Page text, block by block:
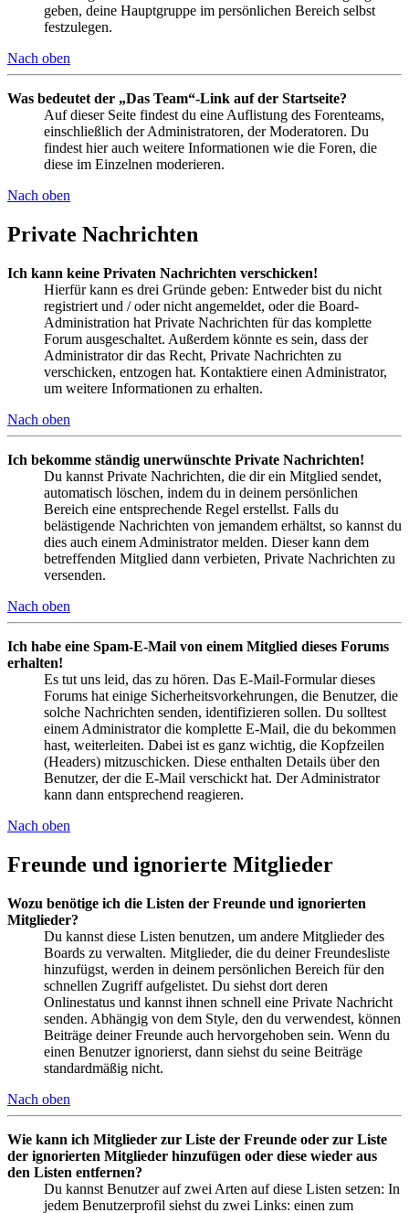
geben, deine Hauptgruppe im persönlichen Bereich selbst
festzulegen.
Nach oben
Was bedeutet der „Das Team“-Link auf der Startseite?
Auf dieser Seite findest du eine Auflistung des Forenteams,
einschließlich der Administratoren, der Moderatoren. Du
findest hier auch weitere Informationen wie die Foren, die
diese im Einzelnen moderieren.
Nach oben
Private Nachrichten
Ich kann keine Privaten Nachrichten verschicken!
Hierfür kann es drei Gründe geben: Entweder bist du nicht
registriert und / oder nicht angemeldet, oder die Board-
Administration hat Private Nachrichten für das komplette
Forum ausgeschaltet. Außerdem könnte es sein, dass der
Administrator dir das Recht, Private Nachrichten zu
verschicken, entzogen hat. Kontaktiere einen Administrator,
um weitere Informationen zu erhalten.
Nach oben
Ich bekomme ständig unerwünschte Private Nachrichten!
Du kannst Private Nachrichten, die dir ein Mitglied sendet,
automatisch löschen, indem du in deinem persönlichen
Bereich eine entsprechende Regel erstellst. Falls du
belästigende Nachrichten von jemandem erhältst, so kannst du
dies auch einem Administrator melden. Dieser kann dem
betreffenden Mitglied dann verbieten, Private Nachrichten zu
versenden.
Nach oben
Ich habe eine Spam-E-Mail von einem Mitglied dieses Forums
erhalten!
Es tut uns leid, das zu hören. Das E-Mail-Formular dieses
Forums hat einige Sicherheitsvorkehrungen, die Benutzer, die
solche Nachrichten senden, identifizieren sollen. Du solltest
einem Administrator die komplette E-Mail, die du bekommen
hast, weiterleiten. Dabei ist es ganz wichtig, die Kopfzeilen
(Headers) mitzuschicken. Diese enthalten Details über den
Benutzer, der die E-Mail verschickt hat. Der Administrator
kann dann entsprechend reagieren.
Nach oben
Freunde und ignorierte Mitglieder
Wozu benötige ich die Listen der Freunde und ignorierten
Mitglieder?
Du kannst diese Listen benutzen, um andere Mitglieder des
Boards zu verwalten. Mitglieder, die du deiner Freundesliste
hinzufügst, werden in deinem persönlichen Bereich für den
schnellen Zugriff aufgelistet. Du siehst dort deren
Onlinestatus und kannst ihnen schnell eine Private Nachricht
senden. Abhängig von dem Style, den du verwendest, können
Beiträge deiner Freunde auch hervorgehoben sein. Wenn du
einen Benutzer ignorierst, dann siehst du seine Beiträge
standardmäßig nicht.
Nach oben
Wie kann ich Mitglieder zur Liste der Freunde oder zur Liste
der ignorierten Mitglieder hinzufügen oder diese wieder aus
den Listen entfernen?
Du kannst Benutzer auf zwei Arten auf diese Listen setzen: In
jedem Benutzerprofil siehst du zwei Links: einen zum